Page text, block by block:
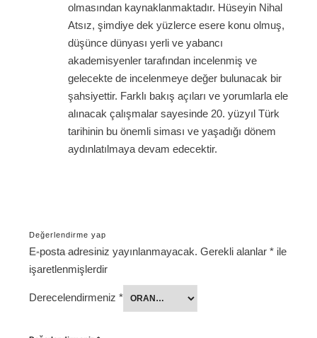
olmasından kaynaklanmaktadır. Hüseyin Nihal
Atsız, şimdiye dek yüzlerce esere konu olmuş,
düşünce dünyası yerli ve yabancı
akademisyenler tarafından incelenmiş ve
gelecekte de incelenmeye değer bulunacak bir
şahsiyettir. Farklı bakış açıları ve yorumlarla ele
alınacak çalışmalar sayesinde 20. yüzyıl Türk
tarihinin bu önemli siması ve yaşadığı dönem
aydınlatılmaya devam edecektir.
Değerlendirme yap
E-posta adresiniz yayınlanmayacak. Gerekli alanlar * ile
işaretlenmişlerdir
Derecelendirmeniz *